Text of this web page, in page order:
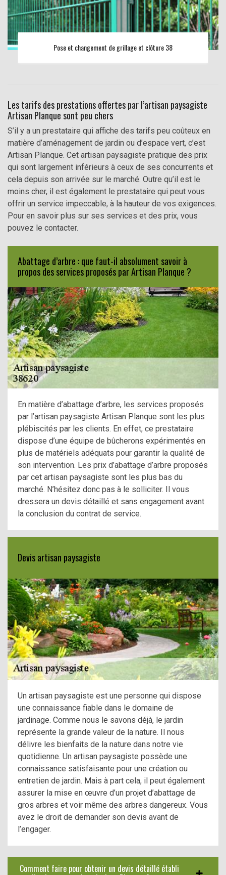
Pose et changement de grillage et clôture 38
Les tarifs des prestations offertes par l’artisan paysagiste
Artisan Planque sont peu chers
S’il y a un prestataire qui affiche des tarifs peu coûteux en
matière d’aménagement de jardin ou d’espace vert, c’est
Artisan Planque. Cet artisan paysagiste pratique des prix
qui sont largement inférieurs à ceux de ses concurrents et
cela depuis son arrivée sur le marché. Outre qu’il est le
moins cher, il est également le prestataire qui peut vous
offrir un service impeccable, à la hauteur de vos exigences.
Pour en savoir plus sur ses services et des prix, vous
pouvez le contacter.
Abattage d’arbre : que faut-il absolument savoir à
propos des services proposés par Artisan Planque ?
En matière d’abattage d’arbre, les services proposés
par l’artisan paysagiste Artisan Planque sont les plus
plébiscités par les clients. En effet, ce prestataire
dispose d’une équipe de bûcherons expérimentés en
plus de matériels adéquats pour garantir la qualité de
son intervention. Les prix d’abattage d’arbre proposés
par cet artisan paysagiste sont les plus bas du
marché. N’hésitez donc pas à le solliciter. Il vous
dressera un devis détaillé et sans engagement avant
la conclusion du contrat de service.
Devis artisan paysagiste
Un artisan paysagiste est une personne qui dispose
une connaissance fiable dans le domaine de
jardinage. Comme nous le savons déjà, le jardin
représente la grande valeur de la nature. Il nous
délivre les bienfaits de la nature dans notre vie
quotidienne. Un artisan paysagiste possède une
connaissance satisfaisante pour une création ou
entretien de jardin. Mais à part cela, il peut également
assurer la mise en œuvre d’un projet d’abattage de
gros arbres et voir même des arbres dangereux. Vous
avez le droit de demander son devis avant de
l’engager.
Comment faire pour obtenir un devis détaillé établi